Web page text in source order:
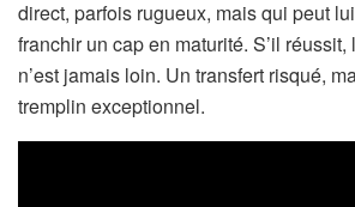
direct, parfois rugueux, mais qui peut
franchir un cap en maturité. S’il
n’est jamais loin. Un transfert risqué,
tremplin exceptionnel.